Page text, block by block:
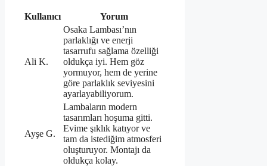
Kullanıcı Yorum
Ali K.
Osaka Lambası’nın
parlaklığı ve enerji
tasarrufu sağlama özelliği
oldukça iyi. Hem göz
yormuyor, hem de yerine
göre parlaklık seviyesini
ayarlayabiliyorum.
Ayşe G.
Lambaların modern
tasarımları hoşuma gitti.
Evime şıklık katıyor ve
tam da istediğim atmosferi
oluşturuyor. Montajı da
oldukça kolay.